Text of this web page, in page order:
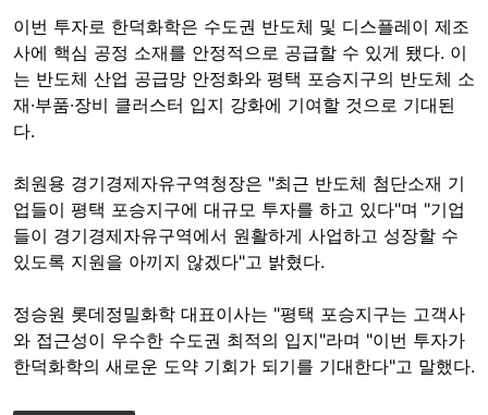
이번 투자로 한덕화학은 수도권 반도체 및 디스플레이 제조
사에 핵심 공정 소재를 안정적으로 공급할 수 있게 됐다. 이
는 반도체 산업 공급망 안정화와 평택 포승지구의 반도체 소
재·부품·장비 클러스터 입지 강화에 기여할 것으로 기대된
다.
최원용 경기경제자유구역청장은 "최근 반도체 첨단소재 기
업들이 평택 포승지구에 대규모 투자를 하고 있다"며 "기업
들이 경기경제자유구역에서 원활하게 사업하고 성장할 수
있도록 지원을 아끼지 않겠다"고 밝혔다.
정승원 롯데정밀화학 대표이사는 "평택 포승지구는 고객사
와 접근성이 우수한 수도권 최적의 입지"라며 "이번 투자가
한덕화학의 새로운 도약 기회가 되기를 기대한다"고 말했다.